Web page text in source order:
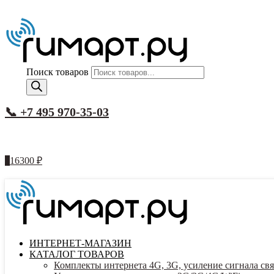
Поиск товаров
📞 +7 495 970-35-03
16300 ₽
ИНТЕРНЕТ-МАГАЗИН
КАТАЛОГ ТОВАРОВ
Комплекты интернета 4G, 3G, усиление сигнала